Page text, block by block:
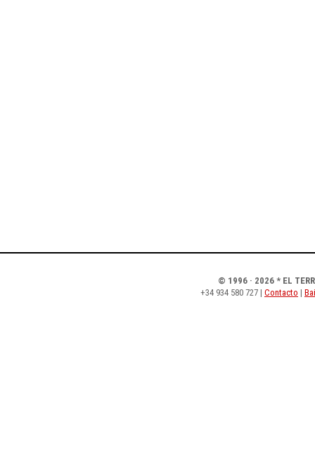
© 1996 · 2026 * EL
+34 934 580 727 | Contacto |